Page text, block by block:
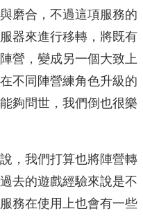
磨合，不過這項服務的
器來進行移轉，將既有
營，變成另一個大致上
不同陣營練角色升級的
夠問世，我們倒也很樂
，我們打算也將陣營轉
去的遊戲經驗來說是不
務在使用上也會有一些